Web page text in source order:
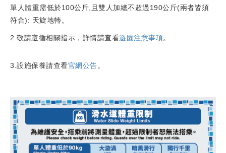
單人體重需低於100公斤,且雙人加總不超過190公斤(兩者皆須
符合): 天旋地轉。
2.敬請遵循相關指示，詳情請查看遊園注意事項。
3.設施保養請查看官網公告。